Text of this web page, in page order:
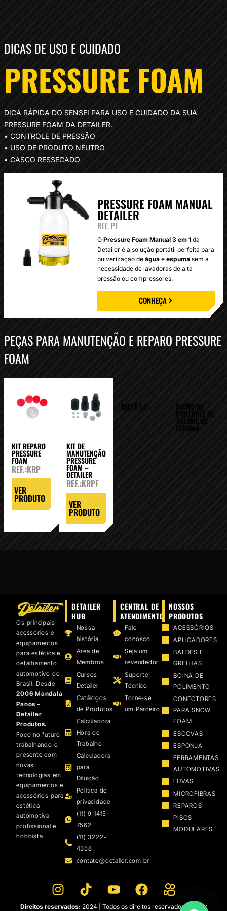
DICAS DE USO E CUIDADO
PRESSURE FOAM
DICA RÁPIDA DO SENSEI PARA USO E CUIDADO DA SUA
PRESSURE FOAM DA DETAILER.
• CONTROLE DE PRESSÃO
• USO DE PRODUTO NEUTRO
• CASCO RESSECADO
PRESSURE FOAM MANUAL
DETAILER
REF. PF
OPressure Foam Manual 3 em 1 da
Detailer é a solução portátil perfeita para
pulverização deágua eespuma sem a
necessidade de lavadoras de alta
pressão ou compressores.
CONHEÇA
PEÇAS PARA MANUTENÇÃO E REPARO PRESSURE
FOAM
KIT REPARO
PRESSURE
FOAM
REF.:KRP
VER
PRODUTO
KIT DE
MANUTENÇÃO
PRESSURE
FOAM –
DETAILER
REF.:KRPF
VER
PRODUTO
GICLÊ 1.3 BOTÃO DE
CONTROLE DE
VOLUME DE
ESPUMA
Os principais
acessórios e
equipamentos
para estética e
detalhamento
automotivo do
Brasil. Desde
2006 Mandala
Panos –
Detailer
Produtos.
Foco no futuro
trabalhando o
presente com
novas
tecnologias em
equipamentos e
acessórios para
estética
automotiva
profissional e
hobbista
DETAILER
HUB
Nossa
história
Aréa de
Membros
Cursos
Detailer
Catálogos
de Produtos
Calculadora
Hora de
Trabalho
Calculadora
para
Diluição
Política de
privacidade
(11) 9 1415-
7562
(11) 3222-
4358
contato@detailer.com.br
CENTRAL DE
ATENDIMENTO
Fale
conosco
Seja um
revendedor
Suporte
Técnico
Torne-se
um Parceiro
NOSSOS
PRODUTOS
ACESSÓRIOS
APLICADORES
BALDES E
GRELHAS
BOINA DE
POLIMENTO
CONECTORES
PARA SNOW
FOAM
ESCOVAS
ESPONJA
FERRAMENTAS
AUTOMOTIVAS
LUVAS
MICROFIBRAS
REPAROS
PISOS
MODULARES
Direitos reservados: 2024 | Todos os direitos reservados | CNPJ: